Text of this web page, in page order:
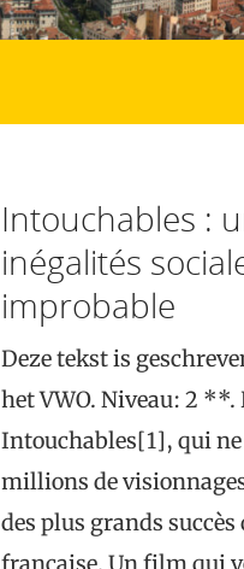
Intouchables :
inégalités
improbable
Deze tekst is
het VWO. Niveau: 2 **.
Intouchables[1], qui
millions de
des plus grands